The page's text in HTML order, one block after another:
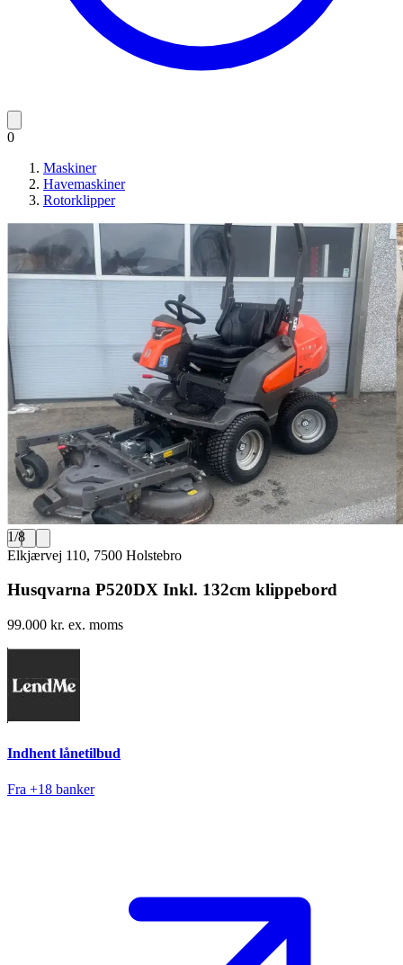
0
Maskiner
Havemaskiner
Rotorklipper
1/8
Elkjærvej 110, 7500 Holstebro
Husqvarna P520DX Inkl. 132cm klippebord
99.000 kr. ex. moms
Indhent lånetilbud
Fra +18 banker